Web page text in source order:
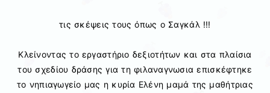
τις σκέψεις τους όπως ο Σαγκάλ !!!
Κλείνοντας το εργαστήριο δεξιοτήτων και στα πλαίσια
του σχεδίου δράσης για τη φιλαναγνωσια επισκέφτηκε
το νηπιαγωγείο μας η κυρία Ελένη μαμά της μαθήτριας